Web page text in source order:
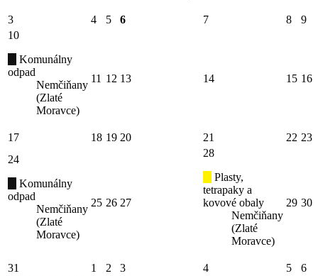
3 4 5 6 7 8
9
10
Komunálny
odpad
Nemčiňany
(Zlaté
Moravce)
11 12 13 14 15 16
17 18 19 20 21 22 23
24
Komunálny
odpad
Nemčiňany
(Zlaté
Moravce)
25 26 27
28
Plasty,
tetrapaky a
kovové obaly
Nemčiňany
(Zlaté
Moravce)
29 30
31 1 2 3 4 5
6